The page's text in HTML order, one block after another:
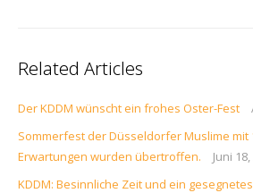
Related Articles
Der KDDM wünscht ein frohes Oster-Fest
Sommerfest der Düsseldorfer Muslime mit
Erwartungen wurden übertroffen.
Juni
KDDM: Besinnliche Zeit und ein